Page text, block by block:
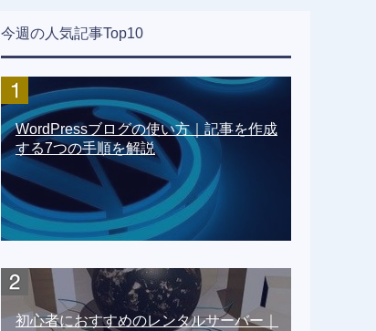
今週の人気記事Top10
WordPressブログの使い方｜記事を作成
する7つの手順を解説
初心者におすすめのレンタルサーバー｜